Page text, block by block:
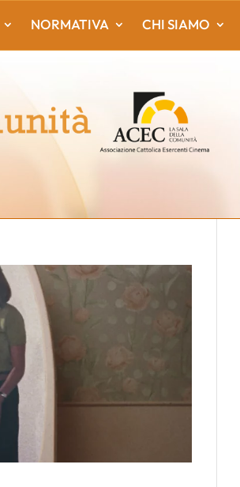
NORMATIVA CHI SIAMO